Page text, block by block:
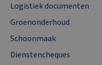
Logistiek documenten
Groenonderhoud
Schoonmaak
Dienstencheques